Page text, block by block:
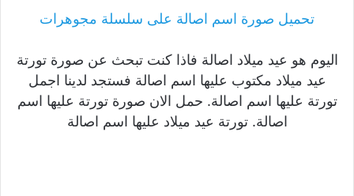
تحميل صورة اسم اصالة على سلسلة مجوهرات
اليوم هو عيد ميلاد اصالة فاذا كنت تبحث عن صورة تورتة
عيد ميلاد مكتوب عليها اسم اصالة فستجد لدينا اجمل
تورتة عليها اسم اصالة. حمل الان صورة تورتة عليها اسم
اصالة. تورتة عيد ميلاد عليها اسم اصالة